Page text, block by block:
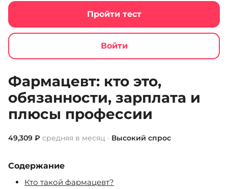
Пройти тест
Войти
Фармацевт: кто это,
обязанности, зарплата и
плюсы профессии
49,309 ₽ средняя в месяц · Высокий спрос
Содержание
Кто такой фармацевт?